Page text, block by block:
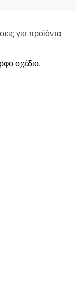
για προϊόντα
σχέδιο.